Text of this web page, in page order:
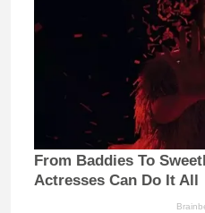
From Baddies To
Actresses Can Do It All